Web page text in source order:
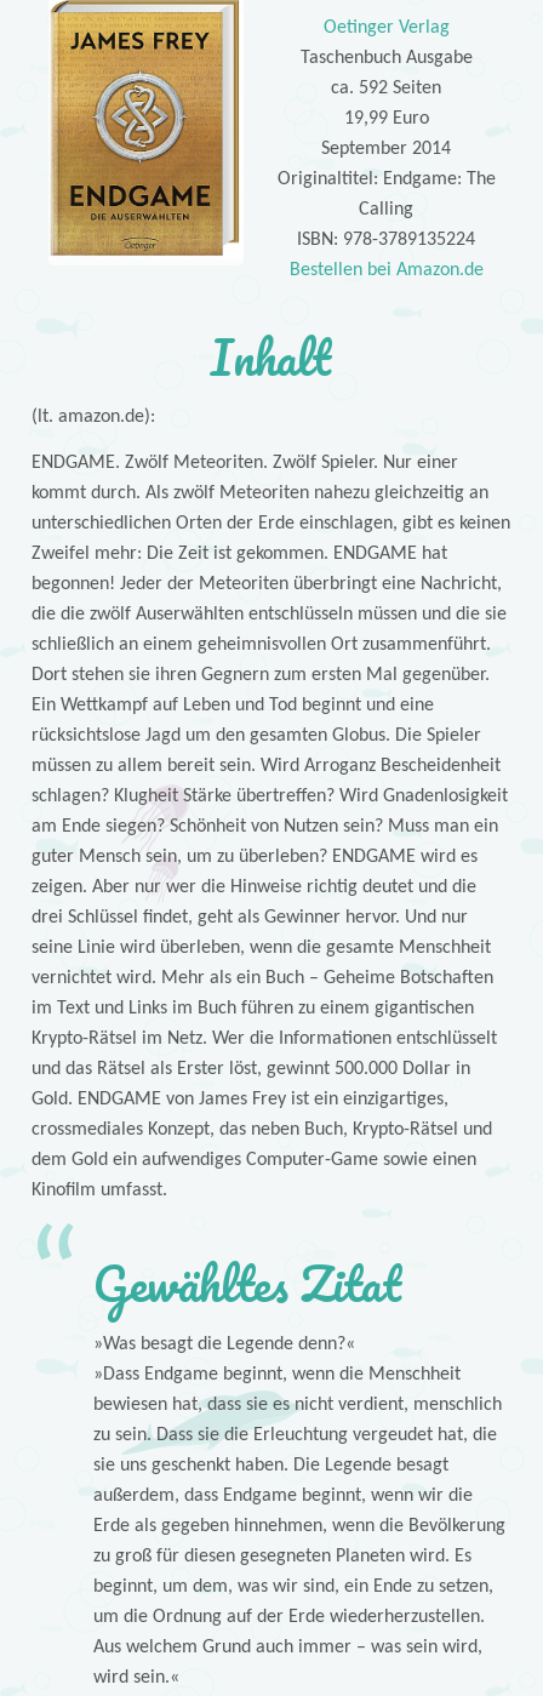
Oetinger Verlag
Taschenbuch Ausgabe
ca. 592 Seiten
19,99 Euro
September 2014
Originaltitel: Endgame: The
Calling
ISBN: 978-3789135224
Bestellen bei Amazon.de
Inhalt
(lt. amazon.de):
ENDGAME. Zwölf Meteoriten. Zwölf Spieler. Nur einer
kommt durch. Als zwölf Meteoriten nahezu gleichzeitig an
unterschiedlichen Orten der Erde einschlagen, gibt es keinen
Zweifel mehr: Die Zeit ist gekommen. ENDGAME hat
begonnen! Jeder der Meteoriten überbringt eine Nachricht,
die die zwölf Auserwählten entschlüsseln müssen und die sie
schließlich an einem geheimnisvollen Ort zusammenführt.
Dort stehen sie ihren Gegnern zum ersten Mal gegenüber.
Ein Wettkampf auf Leben und Tod beginnt und eine
rücksichtslose Jagd um den gesamten Globus. Die Spieler
müssen zu allem bereit sein. Wird Arroganz Bescheidenheit
schlagen? Klugheit Stärke übertreffen? Wird Gnadenlosigkeit
am Ende siegen? Schönheit von Nutzen sein? Muss man ein
guter Mensch sein, um zu überleben? ENDGAME wird es
zeigen. Aber nur wer die Hinweise richtig deutet und die
drei Schlüssel findet, geht als Gewinner hervor. Und nur
seine Linie wird überleben, wenn die gesamte Menschheit
vernichtet wird. Mehr als ein Buch – Geheime Botschaften
im Text und Links im Buch führen zu einem gigantischen
Krypto-Rätsel im Netz. Wer die Informationen entschlüsselt
und das Rätsel als Erster löst, gewinnt 500.000 Dollar in
Gold. ENDGAME von James Frey ist ein einzigartiges,
crossmediales Konzept, das neben Buch, Krypto-Rätsel und
dem Gold ein aufwendiges Computer-Game sowie einen
Kinofilm umfasst.
Gewähltes Zitat
»Was besagt die Legende denn?«
»Dass Endgame beginnt, wenn die Menschheit
bewiesen hat, dass sie es nicht verdient, menschlich
zu sein. Dass sie die Erleuchtung vergeudet hat, die
sie uns geschenkt haben. Die Legende besagt
außerdem, dass Endgame beginnt, wenn wir die
Erde als gegeben hinnehmen, wenn die Bevölkerung
zu groß für diesen gesegneten Planeten wird. Es
beginnt, um dem, was wir sind, ein Ende zu setzen,
um die Ordnung auf der Erde wiederherzustellen.
Aus welchem Grund auch immer – was sein wird,
wird sein.«